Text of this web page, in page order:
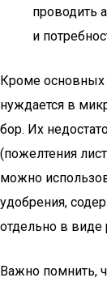
проводить
и
Кроме основных
нуждается в
бор. Их
(пожелтения
можно
удобрения,
отдельно в виде
Важно помнить,